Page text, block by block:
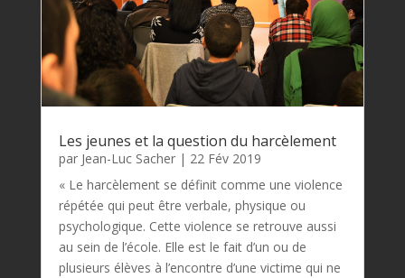
Les jeunes et la question du harcèlement
par Jean-Luc Sacher| 22 Fév 2019
« Le harcèlement se définit comme une violence
répétée qui peut être verbale, physique ou
psychologique. Cette violence se retrouve aussi
au sein de l’école. Elle est le fait d’un ou de
plusieurs élèves à l’encontre d’une victime qui ne